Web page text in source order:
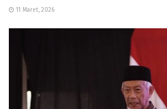
11 Maret, 2026